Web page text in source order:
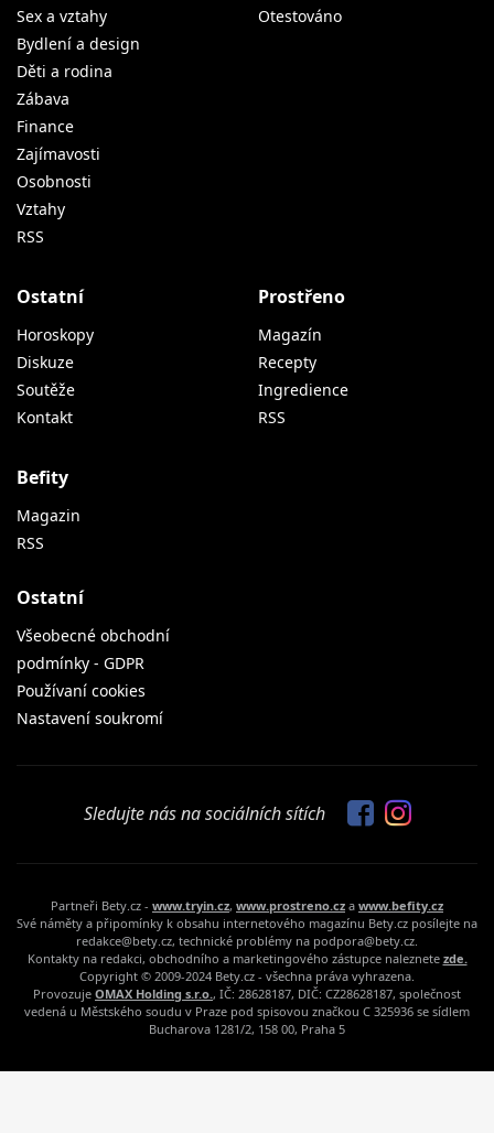
Sex a vztahy
Bydlení a design
Děti a rodina
Zábava
Finance
Zajímavosti
Osobnosti
Vztahy
RSS
Otestováno
Ostatní
Horoskopy
Diskuze
Soutěže
Kontakt
Prostřeno
Magazín
Recepty
Ingredience
RSS
Befity
Magazin
RSS
Ostatní
Všeobecné obchodní
podmínky - GDPR
Používaní cookies
Nastavení soukromí
Sledujte nás na sociálních sítích
Partneři Bety.cz - www.tryin.cz, www.prostreno.cz a www.befity.cz
Své náměty a připomínky k obsahu internetového magazínu Bety.cz posílejte na
redakce@bety.cz, technické problémy na podpora@bety.cz.
Kontakty na redakci, obchodního a marketingového zástupce naleznete zde.
Copyright © 2009-2024 Bety.cz - všechna práva vyhrazena.
Provozuje OMAX Holding s.r.o., IČ: 28628187, DIČ: CZ28628187, společnost
vedená u Městského soudu v Praze pod spisovou značkou C 325936 se sídlem
Bucharova 1281/2, 158 00, Praha 5